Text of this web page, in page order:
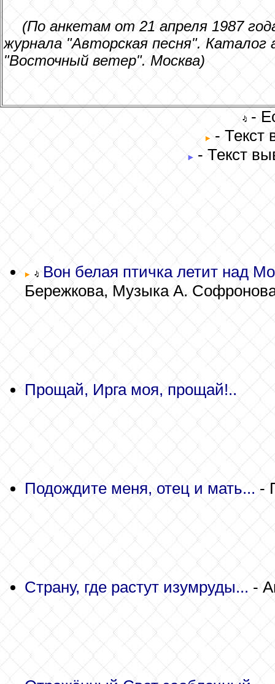
(По анкетам от 21 апреля 1987
журнала "Авторская песня".
"Восточный ветер". Москва)
-
- Текст
- Текст
Вон белая птичка летит над
Бережкова, Музыка А.
Прощай, Ирга моя, прощай!..
Подождите меня, отец и мать... -
Страну, где растут изумруды... -